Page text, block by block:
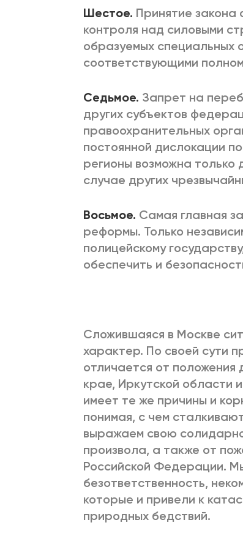
Шестое. Принятие закона
контроля над силовыми
образуемых специальных
соответствующими
Седьмое. Запрет на
других субъектов
правоохранительных
постоянной дислокации
регионы возможна только
случае других
Восьмое. Самая главная
реформы. Только
полицейскому
обеспечить и
Сложившаяся в Москве
характер. По своей сути
отличается от
крае, Иркутской области
имеет те же причины и
понимая, с чем
выражаем свою
произвола, а также от
Российской Федерации.
безответственность,
которые и привели к
природных бедствий.